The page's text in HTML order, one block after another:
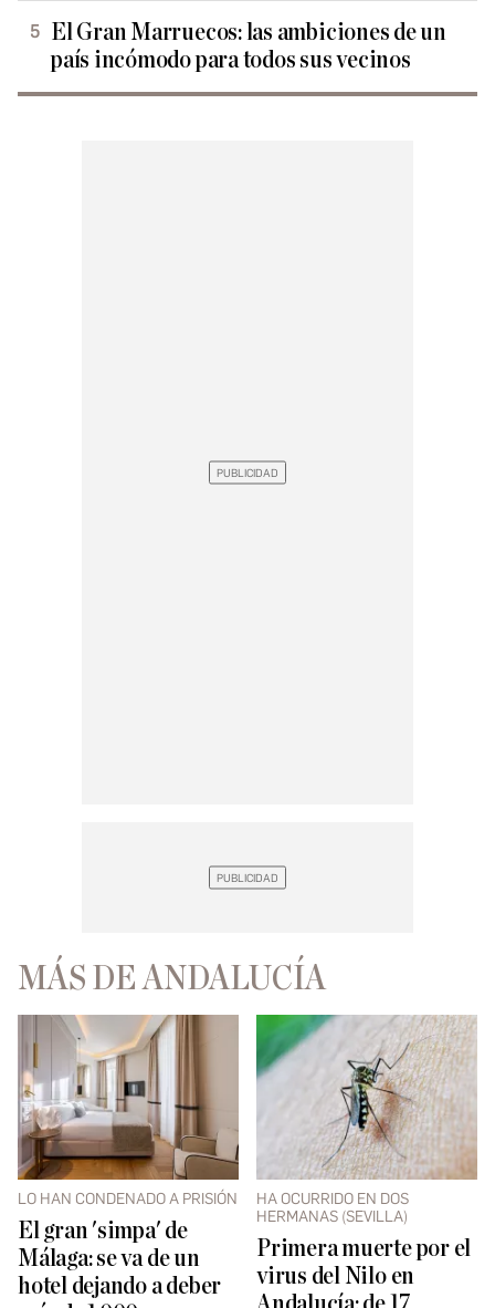
El Gran Marruecos: las ambiciones de un
país incómodo para todos sus vecinos
MÁS DE ANDALUCÍA
LO HAN CONDENADO A PRISIÓN
El gran 'simpa' de
Málaga: se va de un
hotel dejando a deber
HA OCURRIDO EN DOS
HERMANAS (SEVILLA)
Primera muerte por el
virus del Nilo en